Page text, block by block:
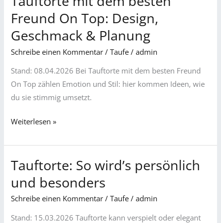
Freund On Top: Design,
Geschmack & Planung
Schreibe einen Kommentar /Taufe /admin
Stand: 08.04.2026 Bei Tauftorte mit dem besten Freund
On Top zählen Emotion und Stil: hier kommen Ideen, wie
du sie stimmig umsetzt.
mit
dem
besten
Freund
Design,
&
Weiterlesen »
Tauftorte: So wird’s persönlich
und besonders
Schreibe einen Kommentar /Taufe /admin
Stand: 15.03.2026 Tauftorte kann verspielt oder elegant
Tauftorte:
wird’s
persönlich
und